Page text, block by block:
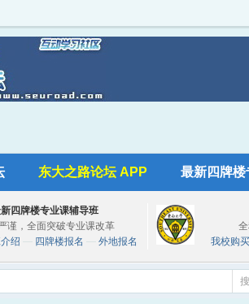
东大之路论坛 APP 最新四牌
四牌楼专业课辅导班
谨，全面突破专业课改革
绍 — 四牌楼报名 —外地报名
我校购买